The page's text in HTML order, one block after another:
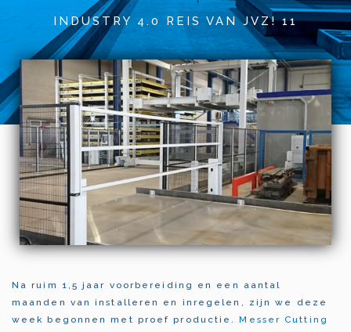
INDUSTRY 4.0 REIS VAN JVZ! 11
Na ruim 1,5 jaar voorbereiding en een aantal
maanden van installeren en inregelen, zijn we deze
week begonnen met proef productie.Messer Cutting